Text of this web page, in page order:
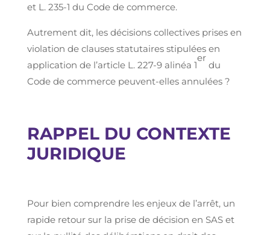
et L. 235-1 du Code de commerce.
Autrement dit, les décisions collectives prises en
violation de clauses statutaires stipulées en
application de l’article L. 227-9 alinéa 1
er
du
Code de commerce peuvent-elles annulées ?
RAPPEL DU CONTEXTE
JURIDIQUE
Pour bien comprendre les enjeux de l’arrêt, un
rapide retour sur la prise de décision en SAS et